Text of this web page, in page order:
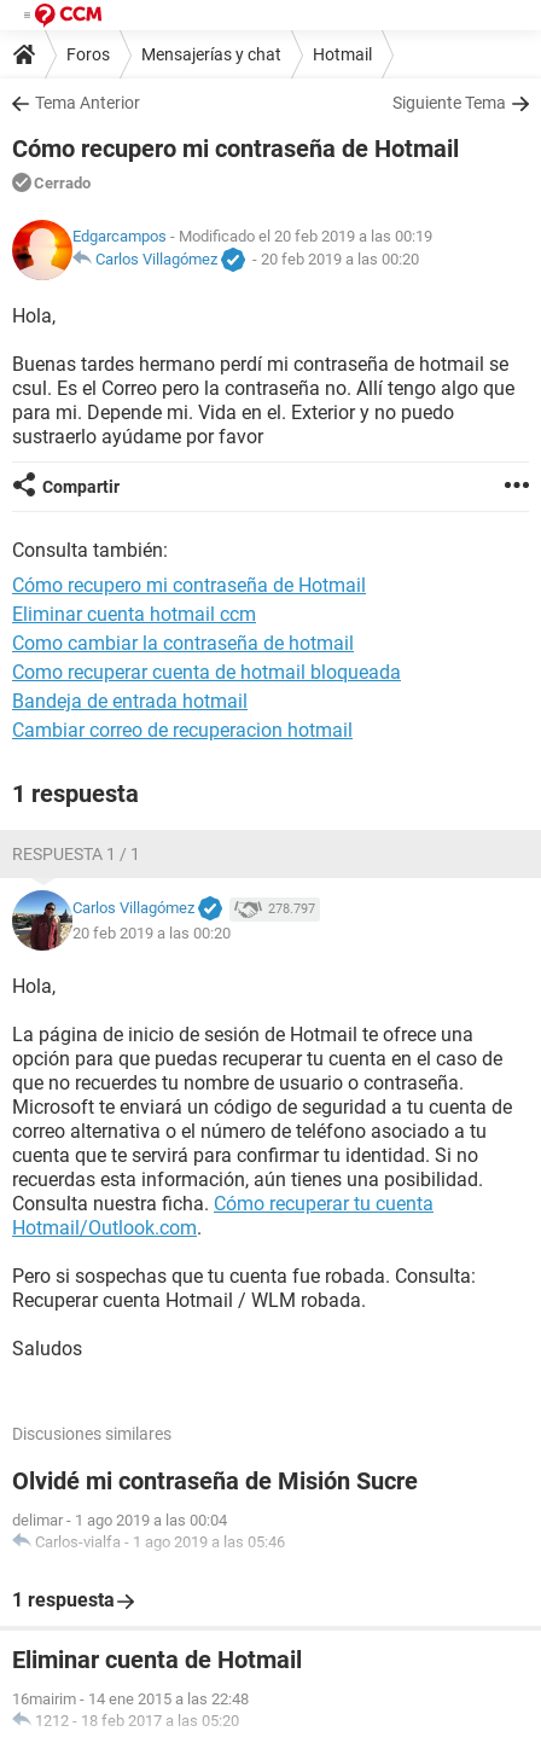
Foros Mensajerías y chat Hotmail
Tema Anterior Siguiente Tema
Cómo recupero mi contraseña de Hotmail
Cerrado
Edgarcampos - Modificado el 20 feb 2019 a las 00:19
Carlos Villagómez
- 20 feb 2019 a las 00:20
Hola,
Buenas tardes hermano perdí mi contraseña de hotmail se
csul. Es el Correo pero la contraseña no. Allí tengo algo que
para mi. Depende mi. Vida en el. Exterior y no puedo
sustraerlo ayúdame por favor
Compartir
Consulta también:
Cómo recupero mi contraseña de Hotmail
Eliminar cuenta hotmail ccm
Como cambiar la contraseña de hotmail
Como recuperar cuenta de hotmail bloqueada
Bandeja de entrada hotmail
Cambiar correo de recuperacion hotmail
1 respuesta
RESPUESTA 1 / 1
Carlos Villagómez 278.797
20 feb 2019 a las 00:20
Hola,
La página de inicio de sesión de Hotmail te ofrece una
opción para que puedas recuperar tu cuenta en el caso de
que no recuerdes tu nombre de usuario o contraseña.
Microsoft te enviará un código de seguridad a tu cuenta de
correo alternativa o el número de teléfono asociado a tu
cuenta que te servirá para confirmar tu identidad. Si no
recuerdas esta información, aún tienes una posibilidad.
Consulta nuestra ficha. Cómo recuperar tu cuenta
Hotmail/Outlook.com.
Pero si sospechas que tu cuenta fue robada. Consulta:
Recuperar cuenta Hotmail / WLM robada.
Saludos
Discusiones similares
Olvidé mi contraseña de Misión Sucre
delimar - 1 ago 2019 a las 00:04
Carlos-vialfa - 1 ago 2019 a las 05:46
1 respuesta
Eliminar cuenta de Hotmail
16mairim - 14 ene 2015 a las 22:48
1212 - 18 feb 2017 a las 05:20